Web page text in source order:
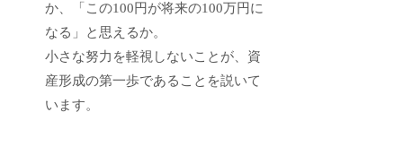
か、「この100円が将来の100万円に
なる」と思えるか。
小さな努力を軽視しないことが、資
産形成の第一歩であることを説いて
います。